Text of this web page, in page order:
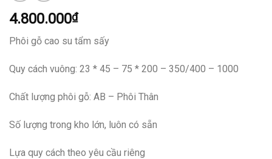
4.800.000₫
Phôi gỗ cao su tẩm sấy
Quy cách vuông: 23 * 45 – 75 * 200 – 350/400 – 1000
Chất lượng phôi gỗ: AB – Phôi Thân
Số lượng trong kho lớn, luôn có sẵn
Lựa quy cách theo yêu cầu riêng